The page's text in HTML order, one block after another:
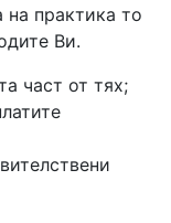
на практика то
Ви.
част от тях;